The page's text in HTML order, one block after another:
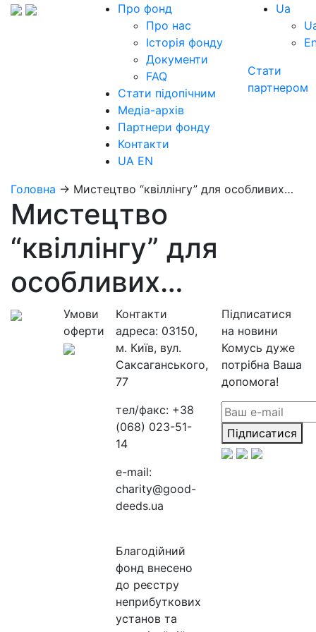
Про фонд
Про нас
Історія фонду
Документи
FAQ
Стати підопічним
Медіа-архів
Партнери фонду
Контакти
UA EN
Ua
Стати
партнером
Головна → Мистецтво “квіллінгу” для особливих…
Мистецтво
“квіллінгу” для
особливих…
Умови
оферти
Контакти
адреса: 03150,
м. Київ, вул.
Саксаганського,
77
тел/факс: +38
(068) 023-51-
14
e-mail:
charity@good-
deeds.ua
Благодійний
фонд внесено
до реєстру
неприбуткових
установ та
Підписатися
на новини
Комусь дуже
потрібна Ваша
допомога!
Підписатися